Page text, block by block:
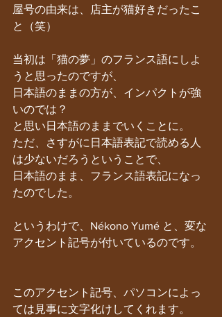
屋号の由来は、店主が猫好きだったこ
と（笑）
当初は「猫の夢」のフランス語にしよ
うと思ったのですが、
日本語のままの方が、インパクトが強
いのでは？
と思い日本語のままでいくことに。
ただ、さすがに日本語表記で読める人
は少ないだろうということで、
日本語のまま、フランス語表記になっ
たのでした。
というわけで、Nékono Yumé と、変な
アクセント記号が付いているのです。
このアクセント記号、パソコンによっ
ては見事に文字化けしてくれます。